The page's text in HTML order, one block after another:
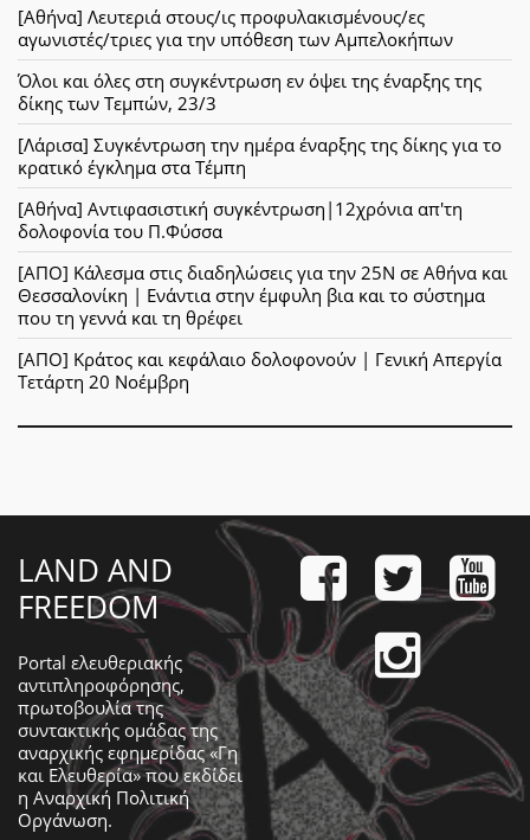
[Αθήνα] Λευτεριά στους/ις προφυλακισμένους/ες
αγωνιστές/τριες για την υπόθεση των Αμπελοκήπων
Όλοι και όλες στη συγκέντρωση εν όψει της έναρξης της
δίκης των Τεμπών, 23/3
[Λάρισα] Συγκέντρωση την ημέρα έναρξης της δίκης για το
κρατικό έγκλημα στα Τέμπη
[Αθήνα] Αντιφασιστική συγκέντρωση|12χρόνια απ'τη
δολοφονία του Π.Φύσσα
[ΑΠΟ] Κάλεσμα στις διαδηλώσεις για την 25Ν σε Αθήνα και
Θεσσαλονίκη | Ενάντια στην έμφυλη βια και το σύστημα
που τη γεννά και τη θρέφει
[ΑΠΟ] Κράτος και κεφάλαιο δολοφονούν | Γενική Απεργία
Τετάρτη 20 Νοέμβρη
LAND AND
FREEDOM
Portal ελευθεριακής
αντιπληροφόρησης,
πρωτοβουλία της
συντακτικής ομάδας της
αναρχικής εφημερίδας «Γη
και Ελευθερία» που εκδίδει
η Αναρχική Πολιτική
Οργάνωση.